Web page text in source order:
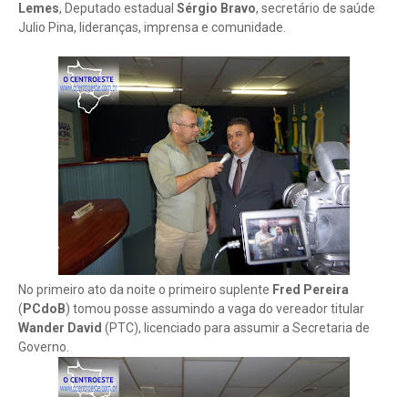
Lemes, Deputado estadual Sérgio Bravo, secretário de saúde
Julio Pina, lideranças, imprensa e comunidade.
No primeiro ato da noite o primeiro suplente Fred Pereira
( PCdoB) tomou posse assumindo a vaga do vereador titular
Wander David (PTC), licenciado para assumir a Secretaria de
Governo.